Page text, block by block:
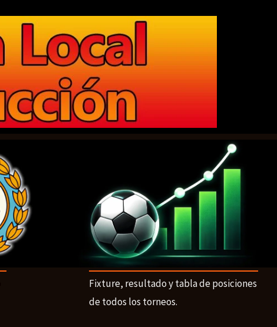
Fixture, resultado y tabla de posiciones
de todos los torneos.